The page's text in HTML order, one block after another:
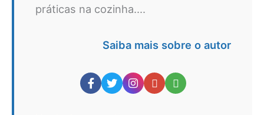
práticas na cozinha....
Saiba mais sobre o autor